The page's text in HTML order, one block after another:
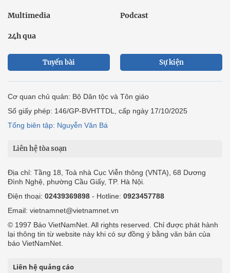
Multimedia Podcast
24h qua
Tuyến bài Sự kiện
Cơ quan chủ quản: Bộ Dân tộc và Tôn giáo
Số giấy phép: 146/GP-BVHTTDL, cấp ngày 17/10/2025
Tổng biên tập: Nguyễn Văn Bá
Liên hệ tòa soạn
Địa chỉ: Tầng 18, Toà nhà Cục Viễn thông (VNTA), 68 Dương
Đình Nghệ, phường Cầu Giấy, TP. Hà Nội.
Điện thoại: 02439369898 - Hotline: 0923457788
Email: vietnamnet@vietnamnet.vn
© 1997 Báo VietNamNet. All rights reserved. Chỉ được phát hành
lại thông tin từ website này khi có sự đồng ý bằng văn bản của
báo VietNamNet.
Liên hệ quảng cáo